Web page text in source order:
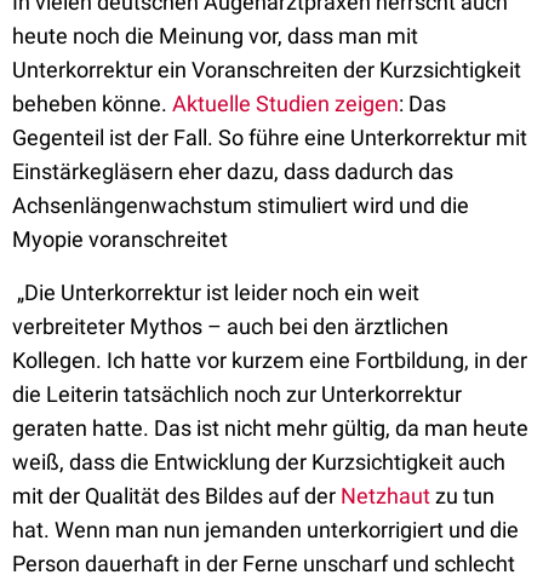
heute noch die Meinung vor, dass man mit
Unterkorrektur ein Voranschreiten der Kurzsichtigkeit
beheben könne. Aktuelle Studien zeigen: Das
Gegenteil ist der Fall. So führe eine Unterkorrektur mit
Einstärkegläsern eher dazu, dass dadurch das
Achsenlängenwachstum stimuliert wird und die
Myopie voranschreitet
„Die Unterkorrektur ist leider noch ein weit
verbreiteter Mythos – auch bei den ärztlichen
Kollegen. Ich hatte vor kurzem eine Fortbildung, in der
die Leiterin tatsächlich noch zur Unterkorrektur
geraten hatte. Das ist nicht mehr gültig, da man heute
weiß, dass die Entwicklung der Kurzsichtigkeit auch
mit der Qualität des Bildes auf der Netzhautzu tun
hat. Wenn man nun jemanden unterkorrigiert und die
Person dauerhaft in der Ferne unscharf und schlecht